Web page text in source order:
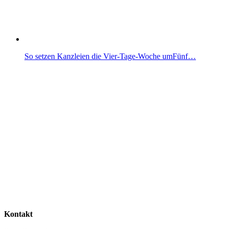
So setzen Kanzleien die Vier-Tage-Woche umFünf…
Kontakt